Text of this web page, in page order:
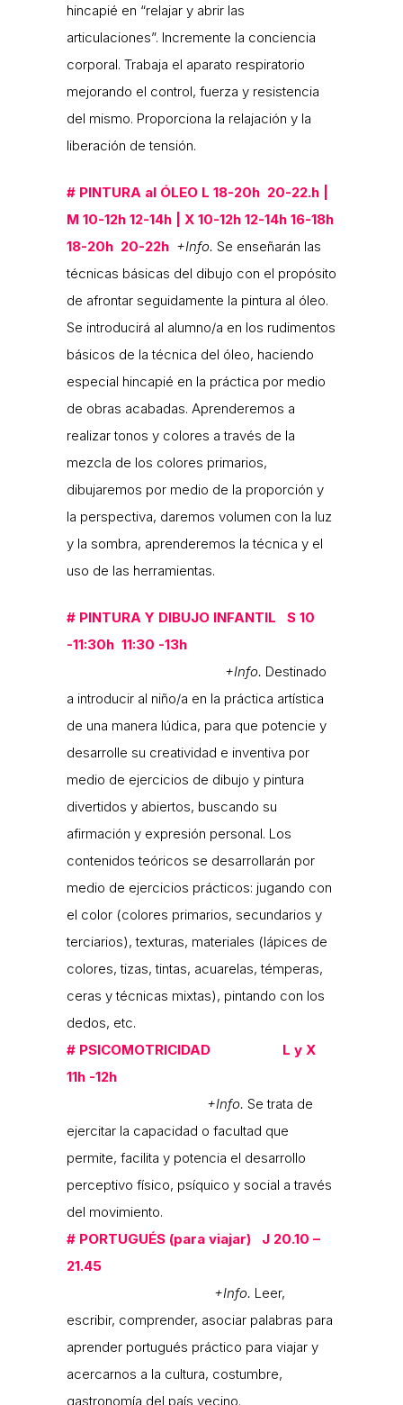
hincapié en “relajar y abrir las
articulaciones”. Incremente la conciencia
corporal. Trabaja el aparato respiratorio
mejorando el control, fuerza y resistencia
del mismo. Proporciona la relajación y la
liberación de tensión.
# PINTURA al ÓLEO L 18-20h 20-22.h |
M 10-12h 12-14h | X 10-12h 12-14h 16-18h
18-20h 20-22h +Info. Se enseñarán las
técnicas básicas del dibujo con el propósito
de afrontar seguidamente la pintura al óleo.
Se introducirá al alumno/a en los rudimentos
básicos de la técnica del óleo, haciendo
especial hincapié en la práctica por medio
de obras acabadas. Aprenderemos a
realizar tonos y colores a través de la
mezcla de los colores primarios,
dibujaremos por medio de la proporción y
la perspectiva, daremos volumen con la luz
y la sombra, aprenderemos la técnica y el
uso de las herramientas.
# PINTURA Y DIBUJO INFANTIL S 10
-11:30h 11:30 -13h
+Info. Destinado
a introducir al niño/a en la práctica artística
de una manera lúdica, para que potencie y
desarrolle su creatividad e inventiva por
medio de ejercicios de dibujo y pintura
divertidos y abiertos, buscando su
afirmación y expresión personal. Los
contenidos teóricos se desarrollarán por
medio de ejercicios prácticos: jugando con
el color (colores primarios, secundarios y
terciarios), texturas, materiales (lápices de
colores, tizas, tintas, acuarelas, témperas,
ceras y técnicas mixtas), pintando con los
dedos, etc.
# PSICOMOTRICIDAD L y X
11h -12h
+Info. Se trata de
ejercitar la capacidad o facultad que
permite, facilita y potencia el desarrollo
perceptivo físico, psíquico y social a través
del movimiento.
# PORTUGUÉS (para viajar) J 20.10 –
21.45
+Info. Leer,
escribir, comprender, asociar palabras para
aprender portugués práctico para viajar y
acercarnos a la cultura, costumbre,
gastronomía del país vecino.